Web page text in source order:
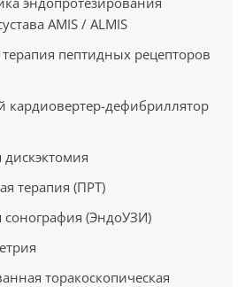
AMIS / ALMIS
пептидных рецепторов
дефибриллятор
дискэктомия
терапия (ПРТ)
сонография (ЭндоУЗИ)
торакоскопическая